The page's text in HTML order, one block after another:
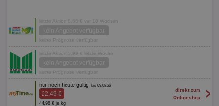
letzte Aktion 6,66 € vor 18 Wochen
kein Angebot verfügbar
keine Prognose verfügbar
letzte Aktion 5,99 € letzte Woche
kein Angebot verfügbar
keine Prognose verfügbar
nur noch heute gültig, bis 09.08.26
22,49 €
44,98 € je kg
direkt zum
Onlineshop
>